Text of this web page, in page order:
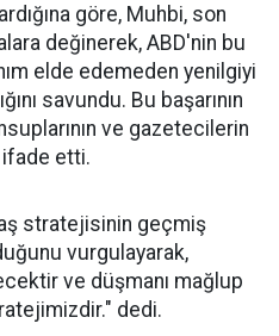
göre, Muhbi, son
değinerek, ABD'nin bu
elde edemeden yenilgiyi
savundu. Bu başarının
ve gazetecilerin
ifade etti.
stratejisinin geçmiş
vurgulayarak,
ve düşmanı mağlup
dedi.